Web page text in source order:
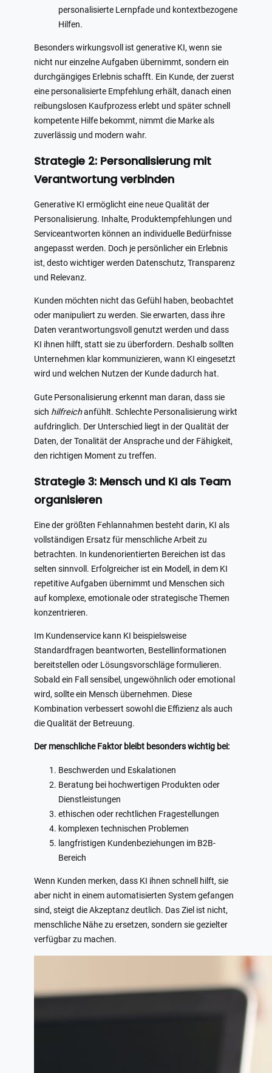
personalisierte Lernpfade und kontextbezogene
Hilfen.
Besonders wirkungsvoll ist generative KI, wenn sie
nicht nur einzelne Aufgaben übernimmt, sondern ein
durchgängiges Erlebnis schafft. Ein Kunde, der zuerst
eine personalisierte Empfehlung erhält, danach einen
reibungslosen Kaufprozess erlebt und später schnell
kompetente Hilfe bekommt, nimmt die Marke als
zuverlässig und modern wahr.
Strategie 2: Personalisierung mit
Verantwortung verbinden
Generative KI ermöglicht eine neue Qualität der
Personalisierung. Inhalte, Produktempfehlungen und
Serviceantworten können an individuelle Bedürfnisse
angepasst werden. Doch je persönlicher ein Erlebnis
ist, desto wichtiger werden Datenschutz, Transparenz
und Relevanz.
Kunden möchten nicht das Gefühl haben, beobachtet
oder manipuliert zu werden. Sie erwarten, dass ihre
Daten verantwortungsvoll genutzt werden und dass
KI ihnen hilft, statt sie zu überfordern. Deshalb sollten
Unternehmen klar kommunizieren, wann KI eingesetzt
wird und welchen Nutzen der Kunde dadurch hat.
Gute Personalisierung erkennt man daran, dass sie
sich hilfreichanfühlt. Schlechte Personalisierung wirkt
aufdringlich. Der Unterschied liegt in der Qualität der
Daten, der Tonalität der Ansprache und der Fähigkeit,
den richtigen Moment zu treffen.
Strategie 3: Mensch und KI als Team
organisieren
Eine der größten Fehlannahmen besteht darin, KI als
vollständigen Ersatz für menschliche Arbeit zu
betrachten. In kundenorientierten Bereichen ist das
selten sinnvoll. Erfolgreicher ist ein Modell, in dem KI
repetitive Aufgaben übernimmt und Menschen sich
auf komplexe, emotionale oder strategische Themen
konzentrieren.
Im Kundenservice kann KI beispielsweise
Standardfragen beantworten, Bestellinformationen
bereitstellen oder Lösungsvorschläge formulieren.
Sobald ein Fall sensibel, ungewöhnlich oder emotional
wird, sollte ein Mensch übernehmen. Diese
Kombination verbessert sowohl die Effizienz als auch
die Qualität der Betreuung.
Der menschliche Faktor bleibt besonders wichtig bei:
Beschwerden und Eskalationen
Beratung bei hochwertigen Produkten oder
Dienstleistungen
ethischen oder rechtlichen Fragestellungen
komplexen technischen Problemen
langfristigen Kundenbeziehungen im B2B-
Bereich
Wenn Kunden merken, dass KI ihnen schnell hilft, sie
aber nicht in einem automatisierten System gefangen
sind, steigt die Akzeptanz deutlich. Das Ziel ist nicht,
menschliche Nähe zu ersetzen, sondern sie gezielter
verfügbar zu machen.